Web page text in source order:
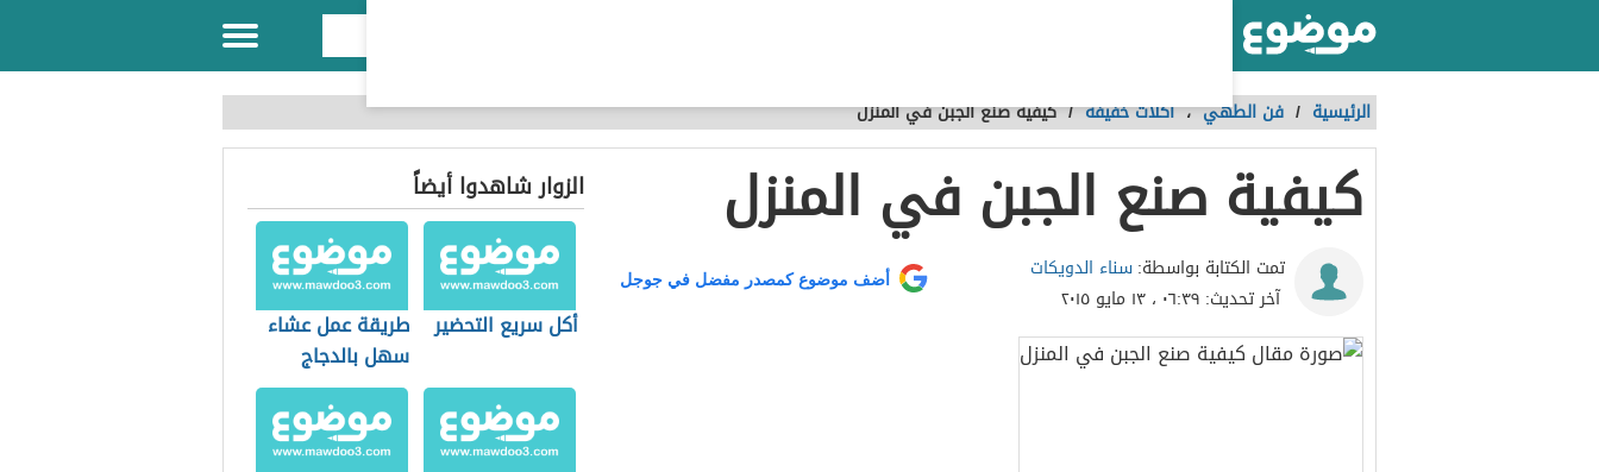
الرئيسية / فن الطهي،أكلات خفيفة /كيفية صنع الجبن في المنزل
كيفية صنع الجبن في المنزل
تمت الكتابة بواسطة:سناء الدويكات
آخر تحديث: ٠٦:٣٩ ، ١٣ مايو ٢٠١٥
أضف موضوع كمصدر مفضل في جوجل
الزوار شاهدوا أيضاً
أكل سريع التحضير
طريقة عمل عشاء
سهل بالدجاج